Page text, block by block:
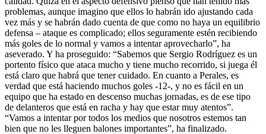
problemas, aunque imagino que ellos lo habrán ido ajustando cada
vez más y se habrán dado cuenta de que como no haya un equilibrio
defensa – ataque es complicado; ellos seguramente estén recibiendo
más goles de lo normal y vamos a intentar aprovecharlo”, ha
aseverado. Y ha proseguido: “Sabemos que Sergio Rodríguez es un
portento físico que ataca mucho y tiene mucho recorrido, si juega él
está claro que habrá que tener cuidado. En cuanto a Perales, es
verdad que está haciendo muchos goles -12-, y no es fácil en un
equipo que ha estado en descenso muchas jornadas, es de ese tipo
de delanteros que está en racha y hay que estar muy atentos”.
“Vamos a intentar por todos los medios que nosotros estemos tan
bien que no les lleguen balones importantes”, ha finalizado.